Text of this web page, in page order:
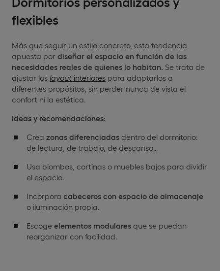
flexibles
Más que seguir un estilo concreto, esta tendencia
apuesta por diseñar el espacio en función de las
necesidades reales de quienes lo habitan. Se trata de
ajustar los layout interiores para adaptarlos a
diferentes propósitos, sin perder nunca de vista el
confort ni la estética.
Ideas y recomendaciones:
Crea zonas diferenciadas dentro del dormitorio:
de lectura, de trabajo, de descanso…
Usa biombos, cortinas o muebles bajos para dividir
el espacio.
Incorpora cabeceros con espacio de almacenaje
o iluminación propia.
Escoge elementos modulares que se puedan
reorganizar con facilidad.